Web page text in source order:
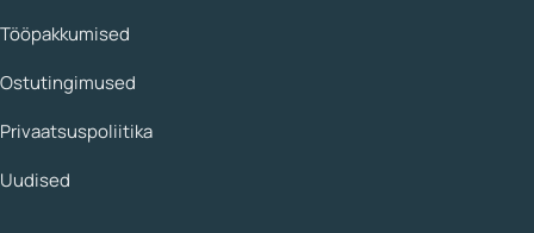
Tööpakkumised
Ostutingimused
Privaatsuspoliitika
Uudised